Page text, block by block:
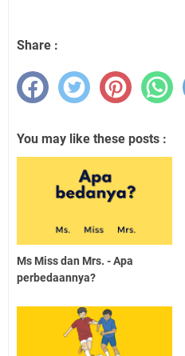
Share :
You may like these posts :
Ms Miss dan Mrs. - Apa
perbedaannya?